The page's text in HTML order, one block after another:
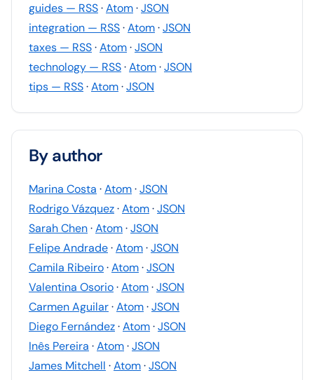
guides — RSS·Atom·JSON
integration — RSS·Atom·JSON
taxes — RSS·Atom·JSON
technology — RSS·Atom·JSON
tips — RSS·Atom·JSON
By author
Marina Costa ·Atom·JSON
Rodrigo Vázquez·Atom·JSON
Sarah Chen·Atom·JSON
Felipe Andrade·Atom·JSON
Camila Ribeiro·Atom·JSON
Valentina Osorio·Atom·JSON
Carmen Aguilar·Atom·JSON
Diego Fernández·Atom·JSON
Inês Pereira ·Atom·JSON
James Mitchell ·Atom·JSON